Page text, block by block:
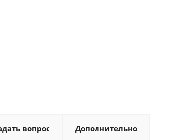
вопрос Дополнительно